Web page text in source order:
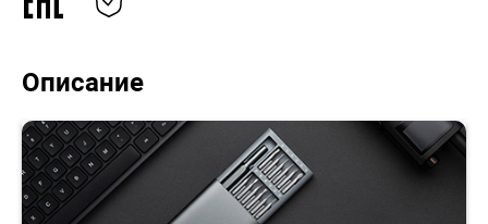
Описание